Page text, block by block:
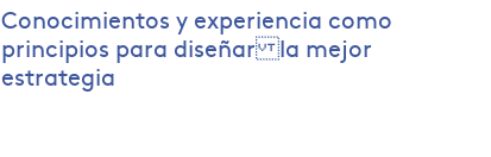
Conocimientos y experiencia como
principios para diseñar la mejor
estrategia